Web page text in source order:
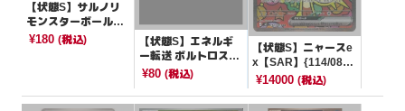
【状態S】サルノリ
モンスターボールミ
ラー【-】{006/187}
¥180 (税込)
【状態S】エネルギ
ー転送 ボルトロスマ
ーク【-】{015/020}
¥80(税込)
【状態S】ニャースe
x【SAR】{114/080}
[M3]
¥14000 (税込)